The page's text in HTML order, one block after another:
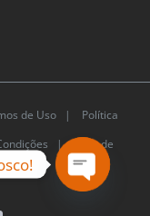
de Uso|
Política
|Livro de